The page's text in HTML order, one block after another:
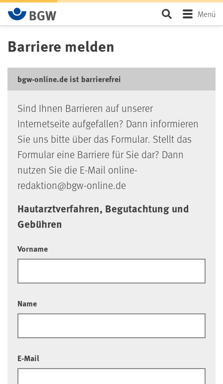
Zum Hauptinhalt springen SeiteMenü
Barriere melden
bgw-online.de ist barrierefrei
Sind Ihnen Barrieren auf unserer
Internetseite aufgefallen? Dann informieren
Sie uns bitte über das Formular. Stellt das
Formular eine Barriere für Sie dar? Dann
nutzen Sie die E-Mail online-
redaktion@bgw-online.de
Hautarztverfahren, Begutachtung und
Gebühren
Vorname
Name
E-Mail